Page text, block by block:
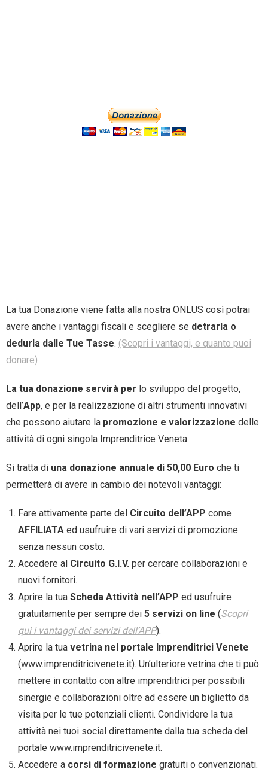
La tua Donazione viene fatta alla nostra ONLUS così potrai
avere anche i vantaggi fiscali e scegliere se detrarla o
dedurla dalle Tue Tasse. (Scopri i vantaggi, e quanto puoi
donare)
La tua donazione servirà per lo sviluppo del progetto,
dell’App, e per la realizzazione di altri strumenti innovativi
che possono aiutare la promozione e valorizzazione delle
attività di ogni singola Imprenditrice Veneta.
Si tratta di una donazione annuale di 50,00 Euro che ti
permetterà di avere in cambio dei notevoli vantaggi:
Fare attivamente parte del Circuito dell’APP come
AFFILIATA ed usufruire di vari servizi di promozione
senza nessun costo.
Accedere al Circuito G.I.V. per cercare collaborazioni e
nuovi fornitori.
Aprire la tua Scheda Attività nell’APP ed usufruire
gratuitamente per sempre dei 5 servizi on line (Scopri
qui i vantaggi dei servizi dell’APP).
Aprire la tua vetrina nel portale Imprenditrici Venete
(www.imprenditricivenete.it). Un’ulteriore vetrina che ti può
mettere in contatto con altre imprenditrici per possibili
sinergie e collaborazioni oltre ad essere un biglietto da
visita per le tue potenziali clienti. Condividere la tua
attività nei tuoi social direttamente dalla tua scheda del
portale www.imprenditricivenete.it.
Accedere a corsi di formazione gratuiti o convenzionati.